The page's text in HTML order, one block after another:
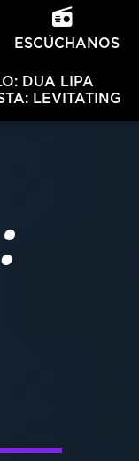
ESCÚCHANOS
DUA LIPA
LEVITATING